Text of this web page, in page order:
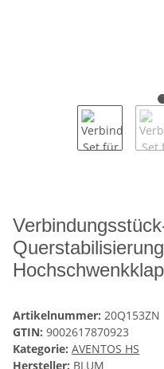
Artikelnummer: 20Q153ZN
GTIN: 9002617870923
Kategorie: AVENTOS HS
Hersteller: BLUM